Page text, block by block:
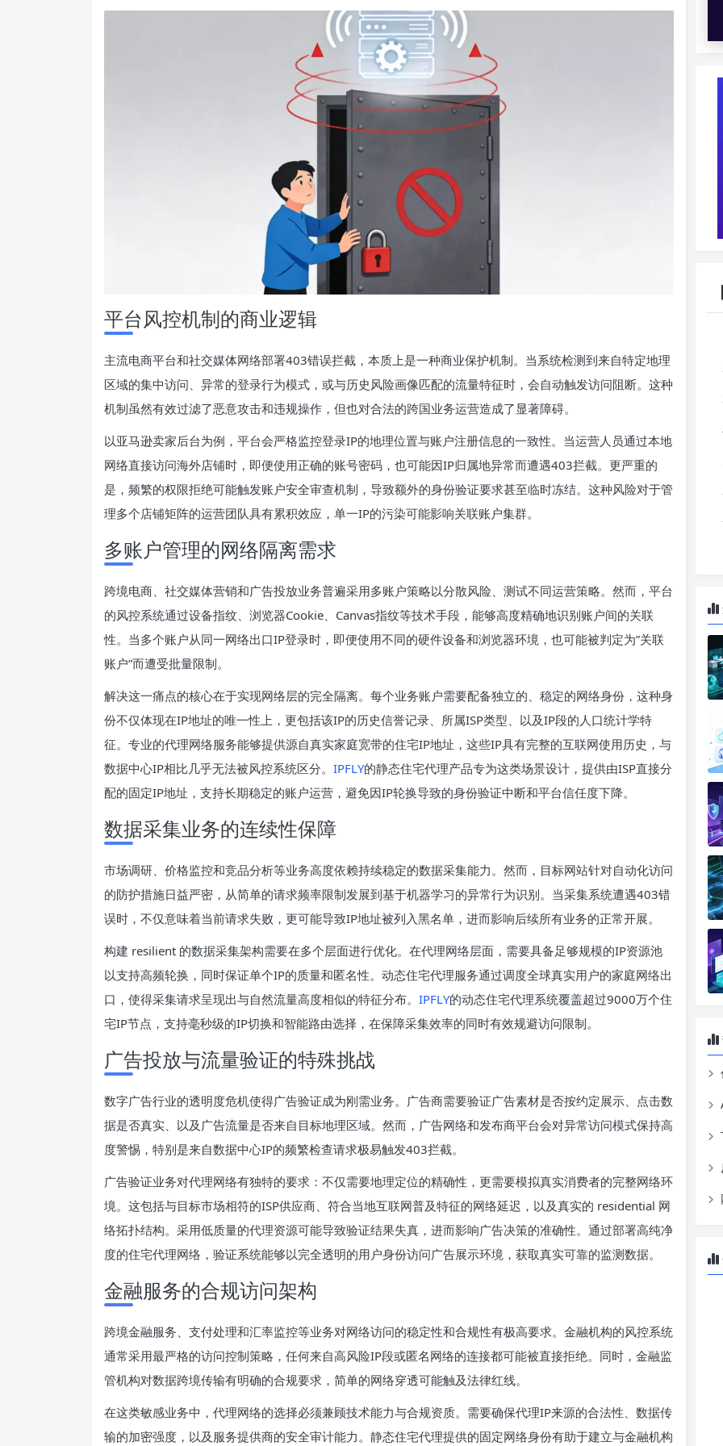
平台风控机制的商业逻辑
主流电商平台和社交媒体网络部署403错误拦截，本质上是一种商业保护机制。当系统检测到来自特定地理
区域的集中访问、异常的登录行为模式，或与历史风险画像匹配的流量特征时，会自动触发访问阻断。这种
机制虽然有效过滤了恶意攻击和违规操作，但也对合法的跨国业务运营造成了显著障碍。
以亚马逊卖家后台为例，平台会严格监控登录IP的地理位置与账户注册信息的一致性。当运营人员通过本地
网络直接访问海外店铺时，即便使用正确的账号密码，也可能因IP归属地异常而遭遇403拦截。更严重的
是，频繁的权限拒绝可能触发账户安全审查机制，导致额外的身份验证要求甚至临时冻结。这种风险对于管
理多个店铺矩阵的运营团队具有累积效应，单一IP的污染可能影响关联账户集群。
多账户管理的网络隔离需求
跨境电商、社交媒体营销和广告投放业务普遍采用多账户策略以分散风险、测试不同运营策略。然而，平台
的风控系统通过设备指纹、浏览器Cookie、Canvas指纹等技术手段，能够高度精确地识别账户间的关联
性。当多个账户从同一网络出口IP登录时，即便使用不同的硬件设备和浏览器环境，也可能被判定为”关联
账户”而遭受批量限制。
解决这一痛点的核心在于实现网络层的完全隔离。每个业务账户需要配备独立的、稳定的网络身份，这种身
份不仅体现在IP地址的唯一性上，更包括该IP的历史信誉记录、所属ISP类型、以及IP段的人口统计学特
征。专业的代理网络服务能够提供源自真实家庭宽带的住宅IP地址，这些IP具有完整的互联网使用历史，与
数据中心IP相比几乎无法被风控系统区分。 IPFLY的静态住宅代理产品专为这类场景设计，提供由ISP直接分
配的固定IP地址，支持长期稳定的账户运营，避免因IP轮换导致的身份验证中断和平台信任度下降。
数据采集业务的连续性保障
市场调研、价格监控和竞品分析等业务高度依赖持续稳定的数据采集能力。然而，目标网站针对自动化访问
的防护措施日益严密，从简单的请求频率限制发展到基于机器学习的异常行为识别。当采集系统遭遇403错
误时，不仅意味着当前请求失败，更可能导致IP地址被列入黑名单，进而影响后续所有业务的正常开展。
构建 resilient 的数据采集架构需要在多个层面进行优化。在代理网络层面，需要具备足够规模的IP资源池
以支持高频轮换，同时保证单个IP的质量和匿名性。动态住宅代理服务通过调度全球真实用户的家庭网络出
口，使得采集请求呈现出与自然流量高度相似的特征分布。 IPFLY的动态住宅代理系统覆盖超过9000万个住
宅IP节点，支持毫秒级的IP切换和智能路由选择，在保障采集效率的同时有效规避访问限制。
广告投放与流量验证的特殊挑战
数字广告行业的透明度危机使得广告验证成为刚需业务。广告商需要验证广告素材是否按约定展示、点击数
据是否真实、以及广告流量是否来自目标地理区域。然而，广告网络和发布商平台会对异常访问模式保持高
度警惕，特别是来自数据中心IP的频繁检查请求极易触发403拦截。
广告验证业务对代理网络有独特的要求：不仅需要地理定位的精确性，更需要模拟真实消费者的完整网络环
境。这包括与目标市场相符的ISP供应商、符合当地互联网普及特征的网络延迟，以及真实的 residential 网
络拓扑结构。采用低质量的代理资源可能导致验证结果失真，进而影响广告决策的准确性。通过部署高纯净
度的住宅代理网络，验证系统能够以完全透明的用户身份访问广告展示环境，获取真实可靠的监测数据。
金融服务的合规访问架构
跨境金融服务、支付处理和汇率监控等业务对网络访问的稳定性和合规性有极高要求。金融机构的风控系统
通常采用最严格的访问控制策略，任何来自高风险IP段或匿名网络的连接都可能被直接拒绝。同时，金融监
管机构对数据跨境传输有明确的合规要求，简单的网络穿透可能触及法律红线。
在这类敏感业务中，代理网络的选择必须兼顾技术能力与合规资质。需要确保代理IP来源的合法性、数据传
输的加密强度，以及服务提供商的安全审计能力。静态住宅代理提供的固定网络身份有助于建立与金融机构